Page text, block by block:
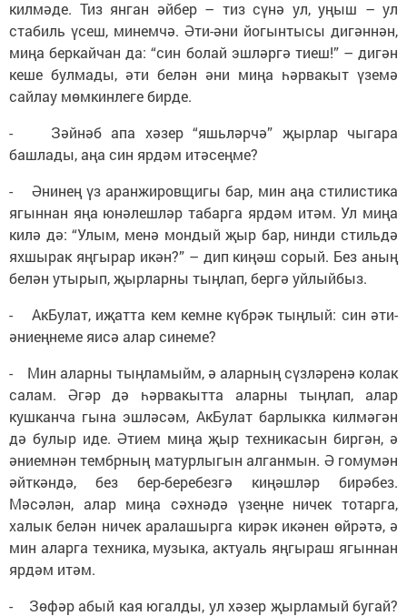
килмәде. Тиз янган әйбер – тиз сүнә ул, уңыш – ул
стабиль үсеш, минемчә. Әти-әни йогынтысы дигәннән,
миңа беркайчан да: “син болай эшләргә тиеш!” – дигән
кеше булмады, әти белән әни миңа һәрвакыт үземә
сайлау мөмкинлеге бирде.
- Зәйнәб апа хәзер “яшьләрчә” җырлар чыгара
башлады, аңа син ярдәм итәсеңме?
- Әнинең үз аранжировщигы бар, мин аңа стилистика
ягыннан яңа юнәлешләр табарга ярдәм итәм. Ул миңа
килә дә: “Улым, менә мондый җыр бар, нинди стильдә
яхшырак яңгырар икән?” – дип киңәш сорый. Без аның
белән утырып, җырларны тыңлап, бергә уйлыйбыз.
- АкБулат, иҗатта кем кемне күбрәк тыңлый: син әти-
әниеңнеме яисә алар синеме?
- Мин аларны тыңламыйм, ә аларның сүзләренә колак
салам. Әгәр дә һәрвакытта аларны тыңлап, алар
кушканча гына эшләсәм, АкБулат барлыкка килмәгән
дә булыр иде. Әтием миңа җыр техникасын биргән, ә
әниемнән тембрның матурлыгын алганмын. Ә гомумән
әйткәндә, без бер-беребезгә киңәшләр бирәбез.
Мәсәлән, алар миңа сәхнәдә үзеңне ничек тотарга,
халык белән ничек аралашырга кирәк икәнен өйрәтә, ә
мин аларга техника, музыка, актуаль яңгыраш ягыннан
ярдәм итәм.
- Зөфәр абый кая югалды, ул хәзер җырламый бугай?